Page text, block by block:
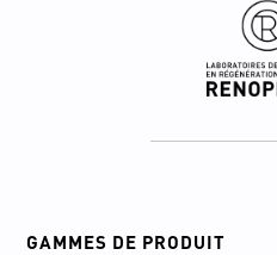
GAMMES DE PRODUIT